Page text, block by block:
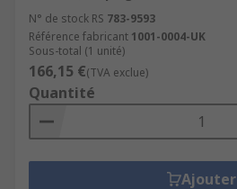
N° de stock RS 783-9593
Référence fabricant 1001-0004-UK
Sous-total (1 unité)
166,15 €(TVA exclue)
Quantité
Ajouter